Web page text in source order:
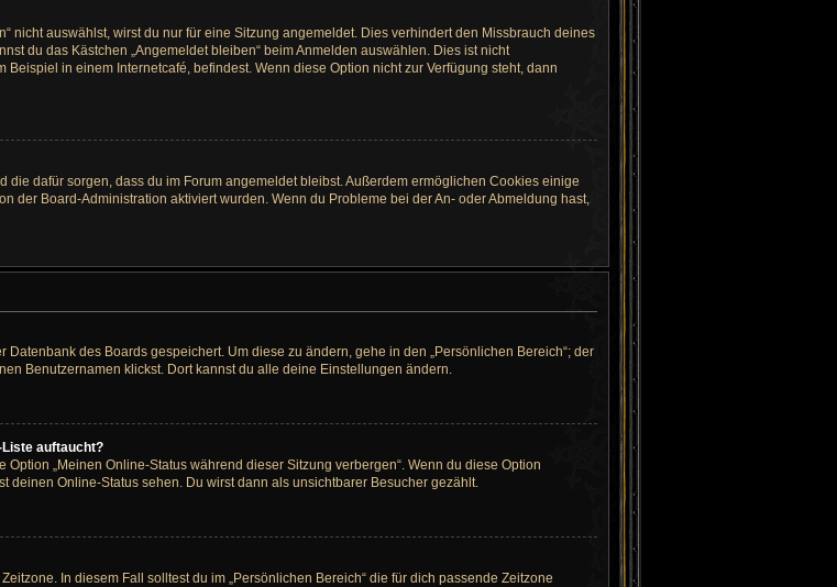
nicht auswählst, wirst du nur für eine Sitzung angemeldet. Dies verhindert den Missbrauch deines
du das Kästchen „Angemeldet bleiben“ beim Anmelden auswählen. Dies ist nicht
in einem Internetcafé, befindest. Wenn diese Option nicht zur Verfügung steht, dann
die dafür sorgen, dass du im Forum angemeldet bleibst. Außerdem ermöglichen Cookies einige
der Board-Administration aktiviert wurden. Wenn du Probleme bei der An- oder Abmeldung hast,
des Boards gespeichert. Um diese zu ändern, gehe in den „Persönlichen Bereich“; der
Benutzernamen klickst. Dort kannst du alle deine Einstellungen ändern.
auftaucht?
„Meinen Online-Status während dieser Sitzung verbergen“. Wenn du diese Option
deinen Online-Status sehen. Du wirst dann als unsichtbarer Besucher gezählt.
In diesem Fall solltest du im „Persönlichen Bereich“ die für dich passende Zeitzone